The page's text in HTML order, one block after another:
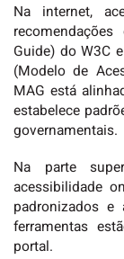
Na internet,
Guide) do W3C
(Modelo de
MAG está
estabelece
governamentais.
Na parte
acessibilidade
padronizados
ferramentas
portal.